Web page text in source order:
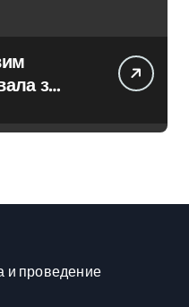
з
и проведение